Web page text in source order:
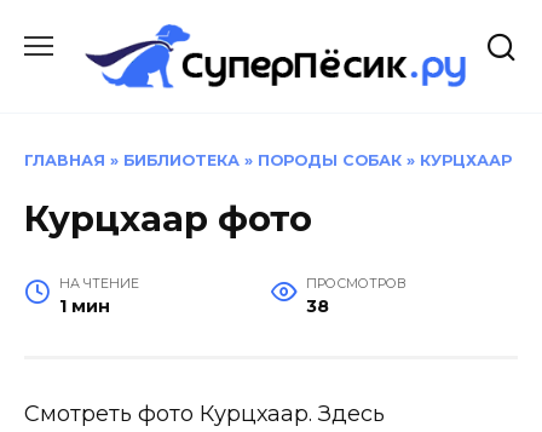
содержанию
ГЛАВНАЯ » БИБЛИОТЕКА » ПОРОДЫ СОБАК » КУРЦХААР
Курцхаар фото
НА ЧТЕНИЕ
1 мин
ПРОСМОТРОВ
38
Смотреть фото Курцхаар. Здесь